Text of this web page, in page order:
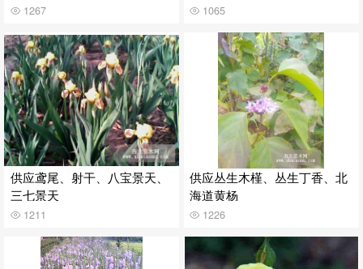
1267 1065
供应鸢尾、射干、八宝景天、
三七景天
1211
供应丛生木槿、丛生丁香、北
海道黄杨
1226